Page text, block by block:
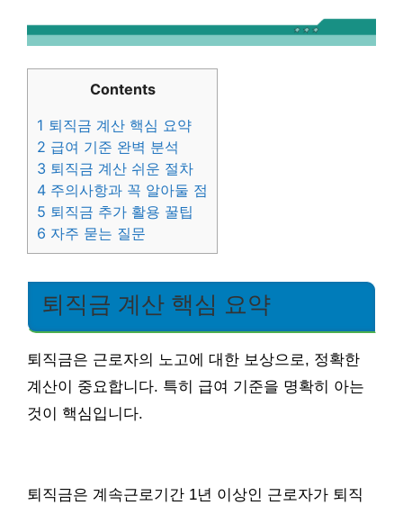
Contents
1 퇴직금 계산 핵심 요약
2 급여 기준 완벽 분석
3 퇴직금 계산 쉬운 절차
4 주의사항과 꼭 알아둘 점
5 퇴직금 추가 활용 꿀팁
6 자주 묻는 질문
퇴직금 계산 핵심 요약
퇴직금은 근로자의 노고에 대한 보상으로, 정확한
계산이 중요합니다. 특히 급여 기준을 명확히 아는
것이 핵심입니다.
퇴직금은 계속근로기간 1년 이상인 근로자가 퇴직